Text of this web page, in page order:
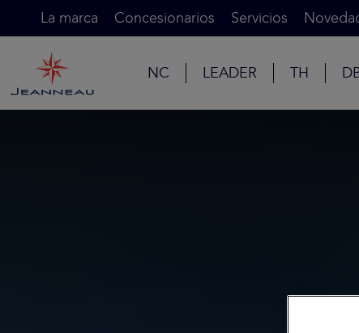
La marca Concesionarios Servicios
NC LEADER TH